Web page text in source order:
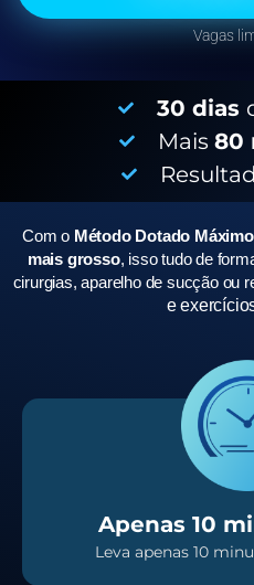
Vagas
30 dias
Mais 80
Com o Método Dotado Máximo
mais grosso, isso tudo de
cirurgias, aparelho de sucção ou
e
Apenas 10
Leva apenas 10